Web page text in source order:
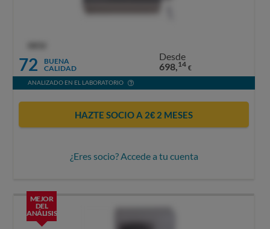
72
BUENA
CALIDAD
Desde
698,14 €
ANALIZADO EN EL LABORATORIO
HAZTE SOCIO A 2€ 2 MESES
¿Eres socio? Accede a tu cuenta
MEJOR
DEL
ANÁLISIS